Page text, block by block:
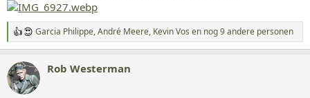
W
a
r
d
e
Garcia Philippe,André Meere, Kevin Vos en nog 9 andere personen
Rob Westerman